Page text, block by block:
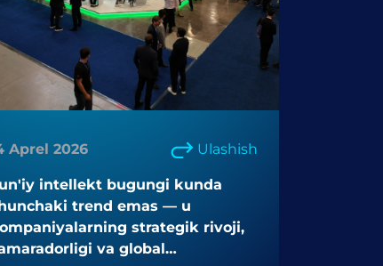
Aprel 2026 Ulashish
intellekt bugungi kunda
trend emas — u
strategik rivoji,
va global